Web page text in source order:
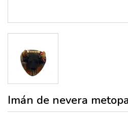
Imán de nevera